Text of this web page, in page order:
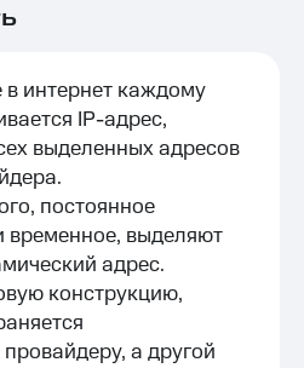
интернет каждому
IP-адрес,
выделенных адресов
постоянное
временное, выделяют
адрес.
конструкцию,
а другой